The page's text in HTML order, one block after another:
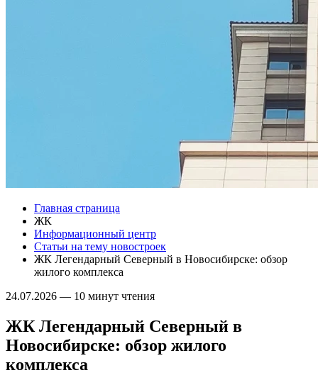
Главная страница
ЖК
Информационный центр
Статьи на тему новостроек
ЖК Легендарный Северный в Новосибирске: обзор
жилого комплекса
24.07.2026 — 10 минут чтения
ЖК Легендарный Северный в
Новосибирске: обзор жилого
комплекса